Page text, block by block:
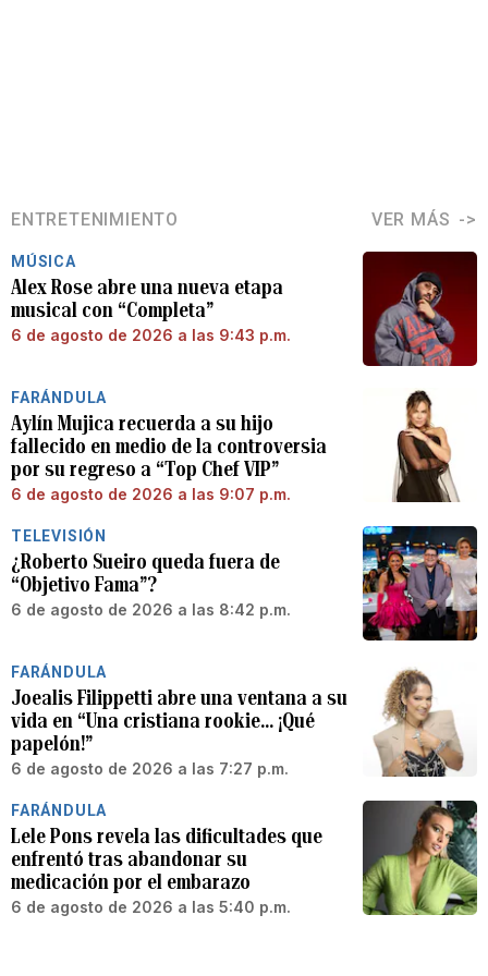
ENTRETENIMIENTO VER MÁS
MÚSICA
Alex Rose abre una nueva etapa
musical con “Completa”
6 de agosto de 2026 a las 9:43 p.m.
FARÁNDULA
Aylín Mujica recuerda a su hijo
fallecido en medio de la controversia
por su regreso a “Top Chef VIP”
6 de agosto de 2026 a las 9:07 p.m.
TELEVISIÓN
¿Roberto Sueiro queda fuera de
“Objetivo Fama”?
6 de agosto de 2026 a las 8:42 p.m.
FARÁNDULA
Joealis Filippetti abre una ventana a su
vida en “Una cristiana rookie… ¡Qué
papelón!”
6 de agosto de 2026 a las 7:27 p.m.
FARÁNDULA
Lele Pons revela las dificultades que
enfrentó tras abandonar su
medicación por el embarazo
6 de agosto de 2026 a las 5:40 p.m.